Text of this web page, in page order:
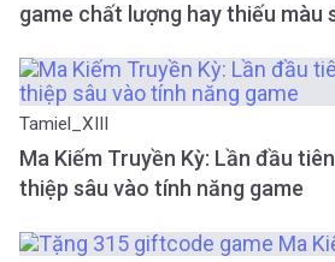
game chất lượng hay thiếu màu
Tamiel_XIII
Ma Kiếm Truyền Kỳ: Lần đầu
thiệp sâu vào tính năng game